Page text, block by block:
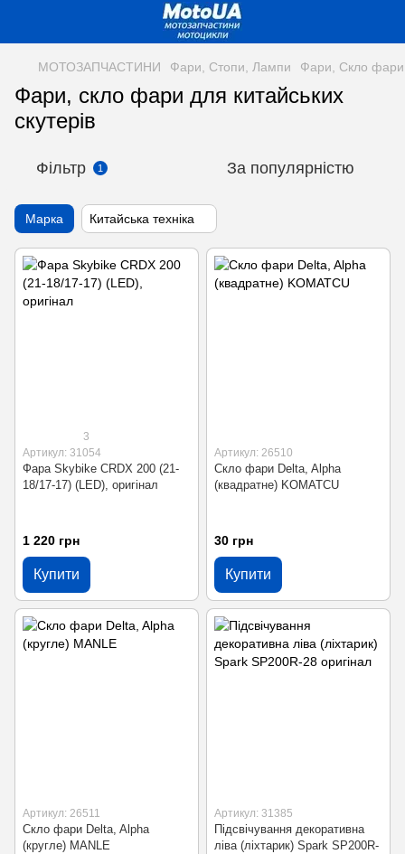
МОТОЗАПЧАСТИНИ Фари, Стопи, Лампи Фари, Скло фари
Фари, скло фари для китайських
скутерів
Фільтр 1 За популярністю
Марка Китайська техніка
3
Артикул: 31054
Фара Skybike CRDX 200 (21-
18/17-17) (LED), оригінал
1 220 грн
Купити
Артикул: 26510
Скло фари Delta, Alpha
(квадратне) KOMATCU
30 грн
Купити
Артикул: 26511
Скло фари Delta, Alpha
(кругле) MANLE
Артикул: 31385
Підсвічування декоративна
ліва (ліхтарик) Spark SP200R-